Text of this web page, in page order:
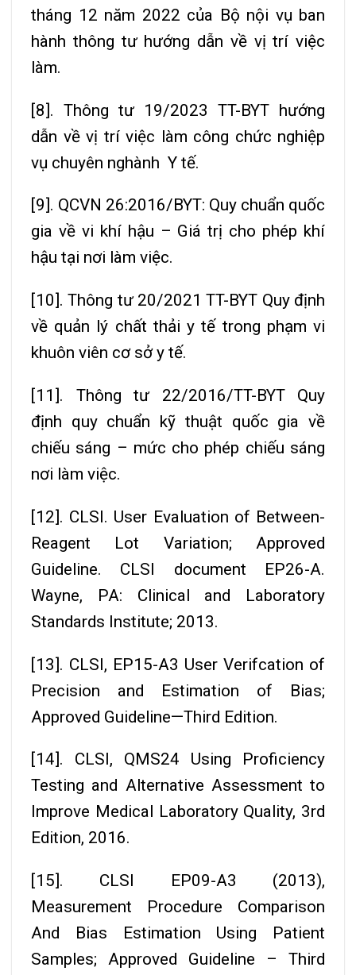
tháng 12 năm 2022 của Bộ nội vụ ban
hành thông tư hướng dẫn về vị trí việc
làm.
[8]. Thông tư 19/2023 TT-BYT hướng
dẫn về vị trí việc làm công chức nghiệp
vụ chuyên nghành Y tế.
[9]. QCVN 26:2016/BYT: Quy chuẩn quốc
gia về vi khí hậu – Giá trị cho phép khí
hậu tại nơi làm việc.
[10]. Thông tư 20/2021 TT-BYT Quy định
về quản lý chất thải y tế trong phạm vi
khuôn viên cơ sở y tế.
[11]. Thông tư 22/2016/TT-BYT Quy
định quy chuẩn kỹ thuật quốc gia về
chiếu sáng – mức cho phép chiếu sáng
nơi làm việc.
[12]. CLSI. User Evaluation of Between-
Reagent Lot Variation; Approved
Guideline. CLSI document EP26-A.
Wayne, PA: Clinical and Laboratory
Standards Institute; 2013.
[13]. CLSI, EP15-A3 User Verifcation of
Precision and Estimation of Bias;
Approved Guideline—Third Edition.
[14]. CLSI, QMS24 Using Proficiency
Testing and Alternative Assessment to
Improve Medical Laboratory Quality, 3rd
Edition, 2016.
[15]. CLSI EP09-A3 (2013),
Measurement Procedure Comparison
And Bias Estimation Using Patient
Samples; Approved Guideline – Third